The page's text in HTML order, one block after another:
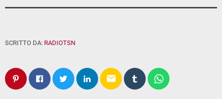
SCRITTO DA: RADIOTSN
email